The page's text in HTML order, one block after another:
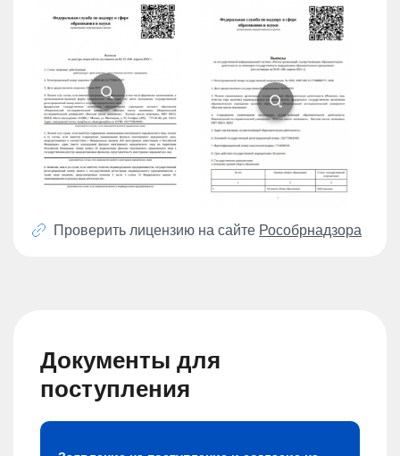
Проверить лицензию на сайте Рособрнадзора
Документы для
поступления